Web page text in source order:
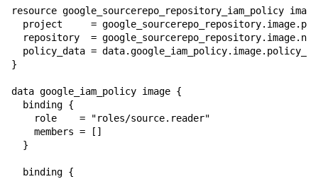
resource google_sourcerepo_repository_iam_policy
project     =
repository  =
policy_data =
}
data google_iam_policy image {
  binding {
    role    = "roles/source.reader"
    members = []
  }
  binding {